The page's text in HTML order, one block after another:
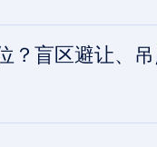
？盲区避让、